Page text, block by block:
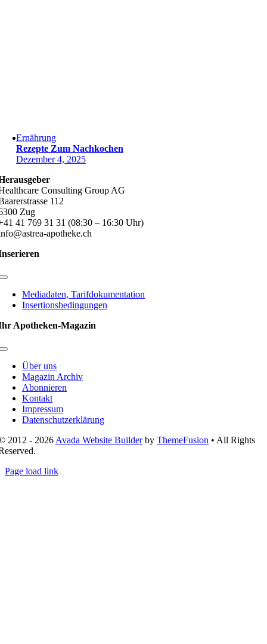
Ernährung
Rezepte Zum Nachkochen
Dezember 4, 2025
Consulting Group AG
112
Zug
41 769 31 31 (08:30 – 16:30 Uhr)
apotheke.ch
Toggle
NavigationMediadaten, Tarifdokumentation
Insertionsbedingungen
Apotheken-Magazin
Toggle
NavigationÜber uns
Magazin Archiv
Abonnieren
Kontakt
Impressum
Datenschutzerklärung
2012 - 2026 Avada Website BuilderbyThemeFusion • All Rights
Page load link